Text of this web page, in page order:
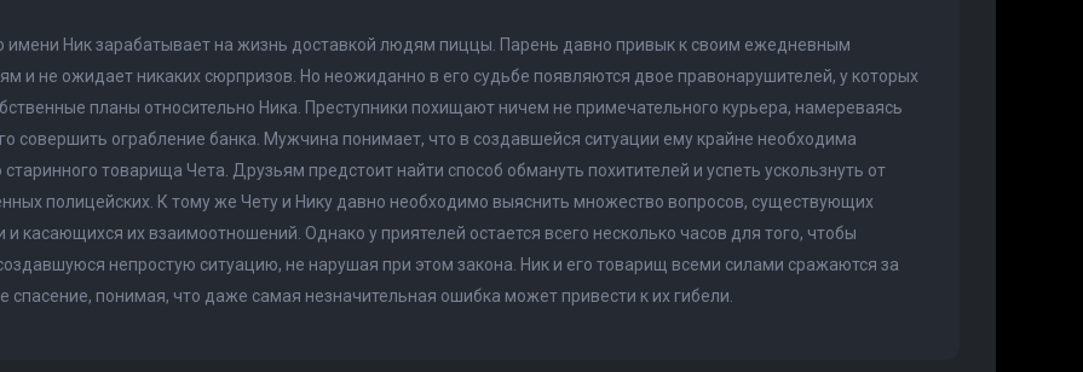
имени Ник зарабатывает на жизнь доставкой людям пиццы. Парень давно привык к своим ежедневным
и не ожидает никаких сюрпризов. Но неожиданно в его судьбе появляются двое правонарушителей, у которых
планы относительно Ника. Преступники похищают ничем не примечательного курьера, намереваясь
совершить ограбление банка. Мужчина понимает, что в создавшейся ситуации ему крайне необходима
товарища Чета. Друзьям предстоит найти способ обмануть похитителей и успеть ускользнуть от
полицейских. К тому же Чету и Нику давно необходимо выяснить множество вопросов, существующих
касающихся их взаимоотношений. Однако у приятелей остается всего несколько часов для того, чтобы
непростую ситуацию, не нарушая при этом закона. Ник и его товарищ всеми силами сражаются за
спасение, понимая, что даже самая незначительная ошибка может привести к их гибели.